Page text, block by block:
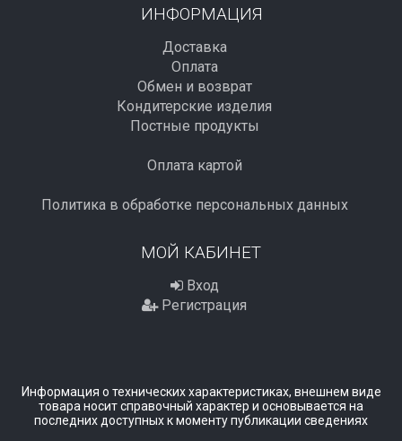
ИНФОРМАЦИЯ
Доставка
Оплата
Обмен и возврат
Кондитерские изделия
Постные продукты
Оплата картой
Политика в обработке персональных данных
МОЙ КАБИНЕТ
Вход
Регистрация
Информация о технических характеристиках, внешнем виде
товара носит справочный характер и основывается на
последних доступных к моменту публикации сведениях